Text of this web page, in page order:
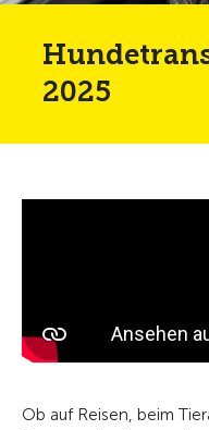
2025
Ob auf Reisen, beim